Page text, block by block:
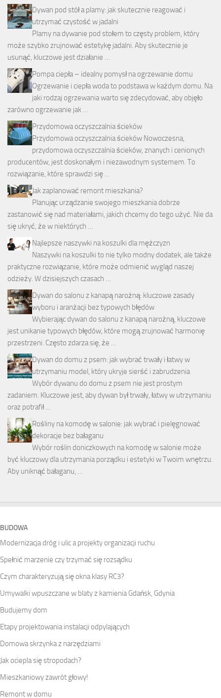
Dywan pod stół a plamy: jak skutecznie reagować i
utrzymać czystość w jadalni
Plamy na dywanie pod stołem to częsty problem, który
może szybko zrujnować estetykę jadalni. Aby skutecznie je
usunąć, kluczowe jest działanie …
Pompa ciepła – idealny pomysł na ogrzewanie domu
Ogrzewanie i ciepła woda to podstawa w każdym domu. Na
jaki rodzaj ogrzewania warto się zdecydować, aby objęło
zarówno ogrzewanie jak …
Przydomowa oczyszczalnia ścieków
Przydomowa oczyszczalnia ścieków Nowoczesna,
przydomowa oczyszczalnia ścieków, znanych i cenionych
producentów, jest doskonałym i niezawodnym systemem. To
rozwiązanie, które sprawdzi się …
Jak zaplanować remont mieszkania?
Planując urządzanie swojego mieszkania dobrze
zastanowić się nad materiałami, jakich chcemy do tego użyć. Nie da
się ukryć, że w niektórych …
Najlepsze naszywki na koszulki dla mężczyzn
Naszywki na koszulki to nie tylko modny dodatek, ale także
praktyczne rozwiązanie, które może odmienić wygląd naszej
odzieży. W dzisiejszych czasach …
Dywan do salonu z kanapą narożną: kluczowe zasady
wyboru i aranżacji bez typowych błędów
Wybierając dywan do salonu z kanapą narożną, kluczowe
jest unikanie typowych błędów, które mogą zrujnować harmonię
przestrzeni. Często zdarza się, że …
Dywan do domu z psem: jak wybrać trwały i łatwy w
utrzymaniu model, który ukryje sierść i zabrudzenia
Wybór dywanu do domu z psem nie jest prostym
zadaniem. Kluczowe jest, aby dywan był trwały, łatwy w utrzymaniu
oraz potrafił …
Rośliny na komodę w salonie: jak wybrać i pielęgnować
dekoracje bez bałaganu
Wybór roślin doniczkowych na komodę w salonie może
być kluczowy dla utrzymania porządku i estetyki w Twoim wnętrzu.
Aby uniknąć bałaganu, …
BUDOWA
Modernizacja dróg i ulic a projekty organizacji ruchu
Spełnić marzenie czy trzymać się rozsądku
Czym charakteryzują się okna klasy RC3?
Umywalki wpuszczane w blaty z kamienia Gdańsk, Gdynia
Budujemy dom
Etapy projektowania instalacji odpylających
Domowa skrzynka z narzędziami
Jak ociepla się stropodach?
Mieszkaniowy zawrót głowy!
Remont w domu